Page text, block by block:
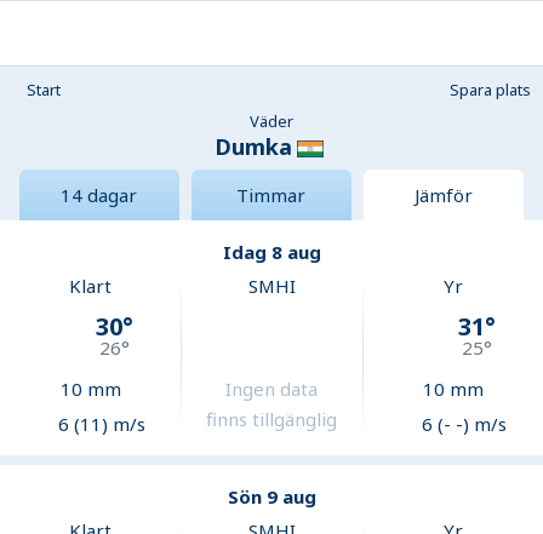
Start
Spara plats
Väder
Dumka
14 dagar Timmar Jämför
Idag 8 aug
Klart
30°
26°
10 mm
6 (11) m/s
SMHI
Ingen data
finns tillgänglig
Yr
31°
25°
10 mm
6 (- -) m/s
Sön 9 aug